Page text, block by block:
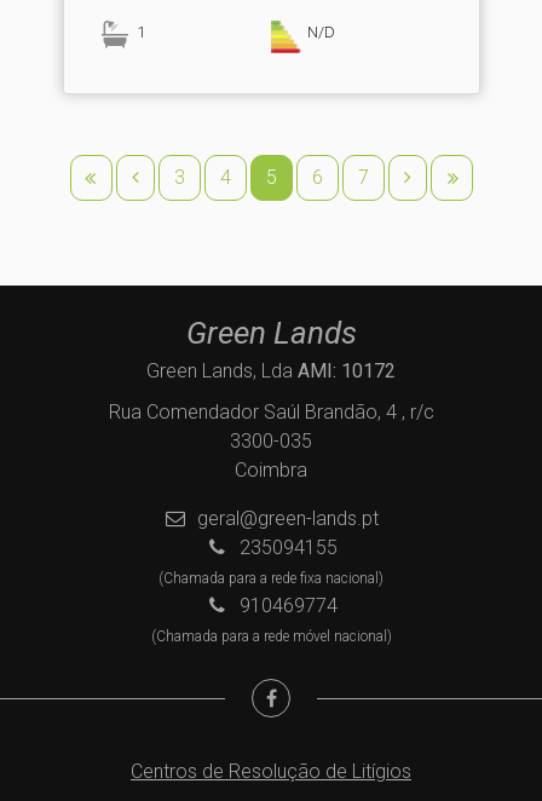
1 N/D
3 4 5 6 7
Green Lands
Green Lands, Lda AMI: 10172
Rua Comendador Saúl Brandão, 4 , r/c
3300-035
Coimbra
geral@green-lands.pt
235094155
(Chamada para a rede fixa nacional)
910469774
(Chamada para a rede móvel nacional)
Centros de Resolução de Litígios